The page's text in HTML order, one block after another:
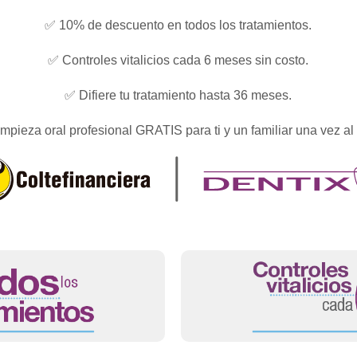
✅ 10% de descuento en todos los tratamientos.
✅ Controles vitalicios cada 6 meses sin costo.
✅ Difiere tu tratamiento hasta 36 meses.
oral profesional GRATIS para ti y un familiar una vez al